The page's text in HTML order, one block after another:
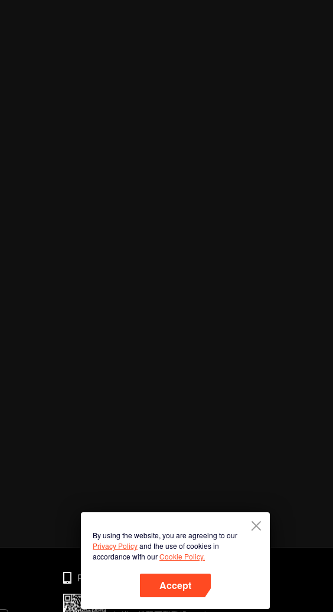
By using the website, you are agreeing to our
Privacy Policyand the use of cookies in
accordance with ourCookie Policy.
Accept
Phone